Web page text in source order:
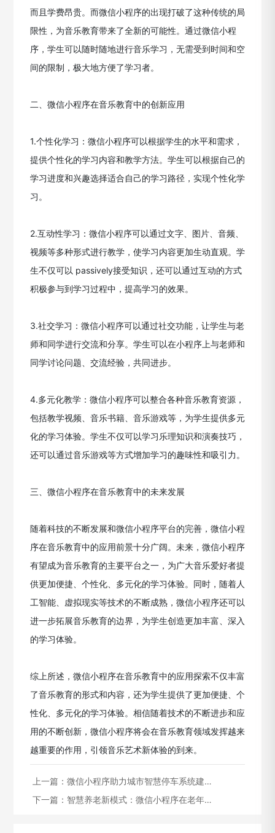
而且学费昂贵。而微信小程序的出现打破了这种传统的局
限性，为音乐教育带来了全新的可能性。通过微信小程
序，学生可以随时随地进行音乐学习，无需受到时间和空
间的限制，极大地方便了学习者。
二、微信小程序在音乐教育中的创新应用
1.个性化学习：微信小程序可以根据学生的水平和需求，
提供个性化的学习内容和教学方法。学生可以根据自己的
学习进度和兴趣选择适合自己的学习路径，实现个性化学
习。
2.互动性学习：微信小程序可以通过文字、图片、音频、
视频等多种形式进行教学，使学习内容更加生动直观。学
生不仅可以 passively接受知识，还可以通过互动的方式
积极参与到学习过程中，提高学习的效果。
3.社交学习：微信小程序可以通过社交功能，让学生与老
师和同学进行交流和分享。学生可以在小程序上与老师和
同学讨论问题、交流经验，共同进步。
4.多元化教学：微信小程序可以整合各种音乐教育资源，
包括教学视频、音乐书籍、音乐游戏等，为学生提供多元
化的学习体验。学生不仅可以学习乐理知识和演奏技巧，
还可以通过音乐游戏等方式增加学习的趣味性和吸引力。
三、微信小程序在音乐教育中的未来发展
随着科技的不断发展和微信小程序平台的完善，微信小程
序在音乐教育中的应用前景十分广阔。未来，微信小程序
有望成为音乐教育的主要平台之一，为广大音乐爱好者提
供更加便捷、个性化、多元化的学习体验。同时，随着人
工智能、虚拟现实等技术的不断成熟，微信小程序还可以
进一步拓展音乐教育的边界，为学生创造更加丰富、深入
的学习体验。
综上所述，微信小程序在音乐教育中的应用探索不仅丰富
了音乐教育的形式和内容，还为学生提供了更加便捷、个
性化、多元化的学习体验。相信随着技术的不断进步和应
用的不断创新，微信小程序将会在音乐教育领域发挥越来
越重要的作用，引领音乐艺术新体验的到来。
上一篇： 微信小程序助力城市智慧停车系统建…
下一篇： 智慧养老新模式：微信小程序在老年…